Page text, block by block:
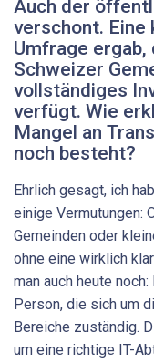
Auch der
verschont.
Umfrage
Schweizer
vollständiges
verfügt. Wie
Mangel an
noch besteht?
Ehrlich gesagt, ich
einige Vermutungen:
Gemeinden oder
ohne eine wirklich
man auch heute
Person, die sich um
Bereiche zuständig.
um eine richtige IT-